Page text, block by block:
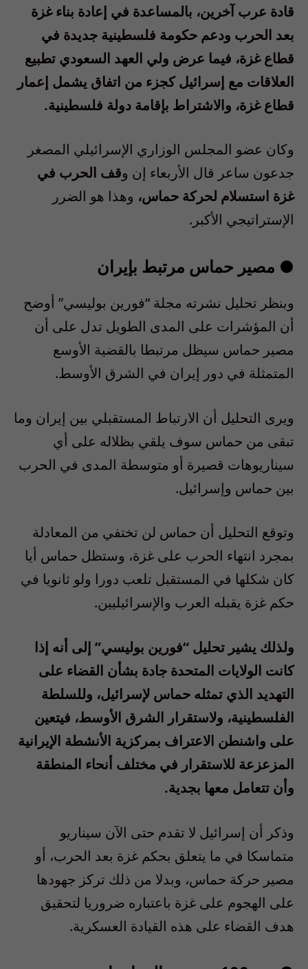
قادة عرب آخرين، بالمساعدة في إعادة بناء غزة
بعد الحرب ودعم حكومة فلسطينية جديدة في
قطاع غزة، فيما عرض ولي العهد السعودي تطبيع
العلاقات مع إسرائيل كجزء من اتفاق يشمل إعمار
قطاع غزة، والاشتراط بإقامة دولة فلسطينية.
وكان عضو المجلس الوزاري الإسرائيلي المصغر
جدعون ساعر قال الأربعاء إن وقف الحرب في
غزة استسلام لحركة حماس، وهذا هو الضرر
الإستراتيجي الأكبر.
● مصير حماس مرتبط بإيران
وبنظر تحليل نشرته مجلة “فورين بوليسي” أوضح
أن المؤشرات على المدى الطويل تدل على أن
مصير حماس سيظل مرتبطا بالقضية الأوسع
المتمثلة في دور إيران في الشرق الأوسط.
ويرى التحليل أن الارتباط المستقبلي بين إيران وما
تبقى من حماس سوف يلقي بظلاله على أي
سيناريوهات قصيرة أو متوسطة المدى في الحرب
بين حماس وإسرائيل.
وتوقع التحليل أن حماس لن تختفي من المعادلة
بمجرد انتهاء الحرب على غزة، وستظل حماس أيا
كان شكلها في المستقبل تلعب دورا ولو ثانويا في
حكم غزة يقبله العرب والإسرائيليين.
ولذلك يشير تحليل “فورين بوليسي” إلى أنه إذا
كانت الولايات المتحدة جادة بشأن القضاء على
التهديد الذي تمثله حماس لإسرائيل، وللسلطة
الفلسطينية، ولاستقرار الشرق الأوسط، فيتعين
على واشنطن الاعتراف بمركزية الأنشطة الإيرانية
المزعزعة للاستقرار في مختلف أنحاء المنطقة
وأن تتعامل معها بجدية.
وذكر أن إسرائيل لا تقدم حتى الآن سيناريو
متماسكا في ما يتعلق بحكم غزة بعد الحرب، أو
مصير حركة حماس، وبدلا من ذلك تركز جهودها
على الهجوم على غزة باعتباره ضروريا لتحقيق
هدف القضاء على هذه القيادة العسكرية.